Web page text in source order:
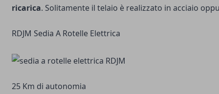
ricarica. Solitamente il telaio è realizzato in acciaio
RDJM Sedia A Rotelle Elettrica
25 Km di autonomia